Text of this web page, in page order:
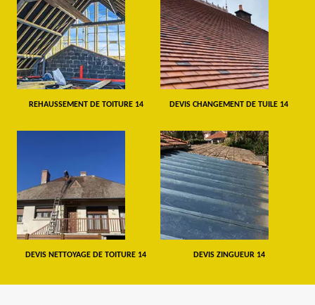
REHAUSSEMENT DE TOITURE 14 DEVIS CHANGEMENT DE TUILE 14
DEVIS NETTOYAGE DE TOITURE 14 DEVIS ZINGUEUR 14